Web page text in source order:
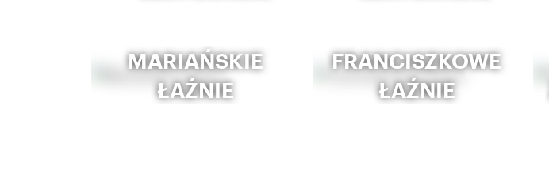
MARIAŃSKIE
ŁAŹNIE
FRANCISZKOWE
ŁAŹNIE